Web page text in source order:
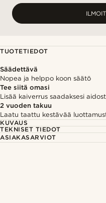
TUOTETIEDOT
Säädettävä
Nopea ja helppo koon säätö
Tee siitä omasi
Lisää kaiverrus saadaksesi
2 vuoden takuu
Laatu taattu kestävää
KUVAUS
TEKNISET TIEDOT
ASIAKASARVIOT